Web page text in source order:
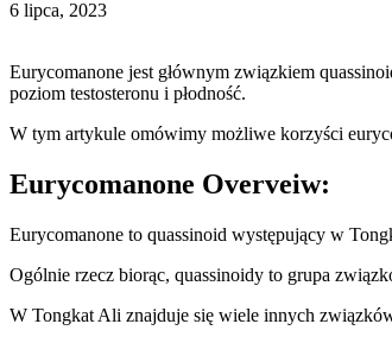
6 lipca, 2023
Eurycomanone jest głównym związkiem
poziom testosteronu i płodność.
W tym artykule omówimy możliwe korzyści
Eurycomanone Overveiw:
Eurycomanone to quassinoid występujący w
Ogólnie rzecz biorąc, quassinoidy to grupa
W Tongkat Ali znajduje się wiele innych